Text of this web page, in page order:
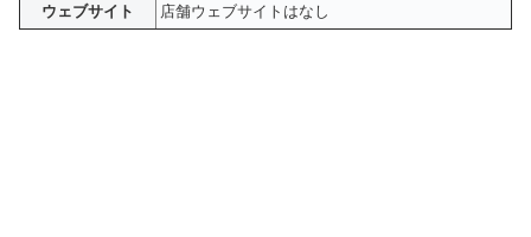
ウェブサイト
店舗ウェブサイトはなし